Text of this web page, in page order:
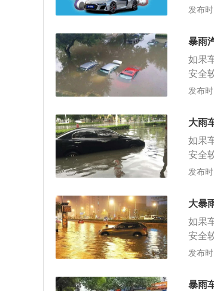
型，
箱挡
因为
同时
发布
暴雨
如果
安全
公司
的品
围；
发布
大雨
如果
安全
公司
的品
围；
发布
大暴
如果
安全
公司
的品
发布
暴雨